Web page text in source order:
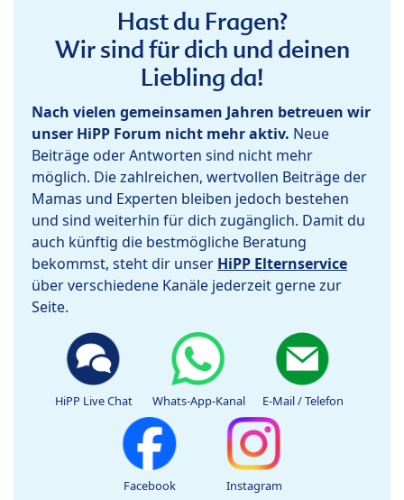
Hast du Fragen?
Wir sind für dich und deinen
Liebling da!
Nach vielen gemeinsamen Jahren betreuen wir
unser HiPP Forum nicht mehr aktiv. Neue
Beiträge oder Antworten sind nicht mehr
möglich. Die zahlreichen, wertvollen Beiträge der
Mamas und Experten bleiben jedoch bestehen
und sind weiterhin für dich zugänglich. Damit du
auch künftig die bestmögliche Beratung
bekommst, steht dir unser HiPP Elternservice
über verschiedene Kanäle jederzeit gerne zur
Seite.
HiPP Live Chat Whats-App-Kanal E-Mail / Telefon
Facebook Instagram